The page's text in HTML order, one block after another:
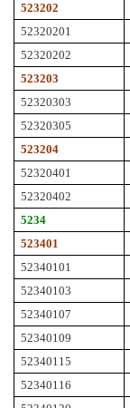
523202
52320201
52320202
523203
52320303
52320305
523204
52320401
52320402
5234
523401
52340101
52340103
52340107
52340109
52340115
52340116